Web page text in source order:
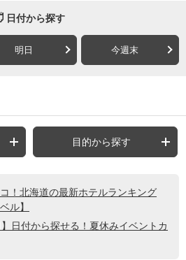
日付から探す
明日 今週末
目的から探す
！北海道の最新ホテルランキング
ル】
】日付から探せる！夏休みイベントカ